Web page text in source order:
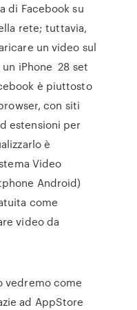
di Facebook su
rete; tuttavia,
un video sul
iPhone 28 set
è piuttosto
con siti
estensioni per
è
Video
Android)
come
video da
vedremo come
ad AppStore